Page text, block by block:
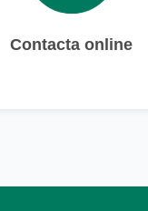
Contacta online